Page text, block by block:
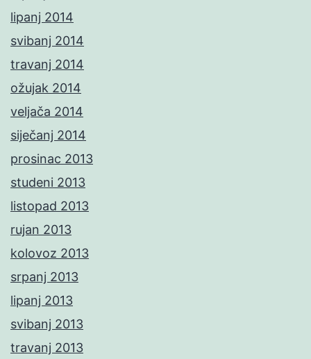
lipanj 2014
svibanj 2014
travanj 2014
ožujak 2014
veljača 2014
siječanj 2014
prosinac 2013
studeni 2013
listopad 2013
rujan 2013
kolovoz 2013
srpanj 2013
lipanj 2013
svibanj 2013
travanj 2013